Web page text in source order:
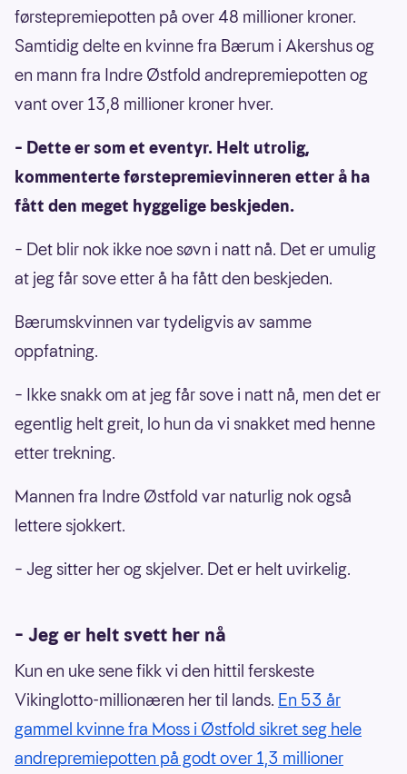
førstepremiepotten på over 48 millioner kroner.
Samtidig delte en kvinne fra Bærum i Akershus og
en mann fra Indre Østfold andrepremiepotten og
vant over 13,8 millioner kroner hver.
– Dette er som et eventyr. Helt utrolig,
kommenterte førstepremievinneren etter å ha
fått den meget hyggelige beskjeden.
– Det blir nok ikke noe søvn i natt nå. Det er umulig
at jeg får sove etter å ha fått den beskjeden.
Bærumskvinnen var tydeligvis av samme
oppfatning.
– Ikke snakk om at jeg får sove i natt nå, men det er
egentlig helt greit, lo hun da vi snakket med henne
etter trekning.
Mannen fra Indre Østfold var naturlig nok også
lettere sjokkert.
– Jeg sitter her og skjelver. Det er helt uvirkelig.
– Jeg er helt svett her nå
Kun en uke sene fikk vi den hittil ferskeste
Vikinglotto-millionæren her til lands. En 53 år
gammel kvinne fra Moss i Østfold sikret seg hele
andrepremiepotten på godt over 1,3 millioner